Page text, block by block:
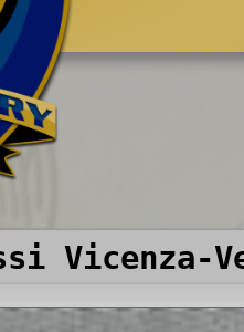
Vicenza-